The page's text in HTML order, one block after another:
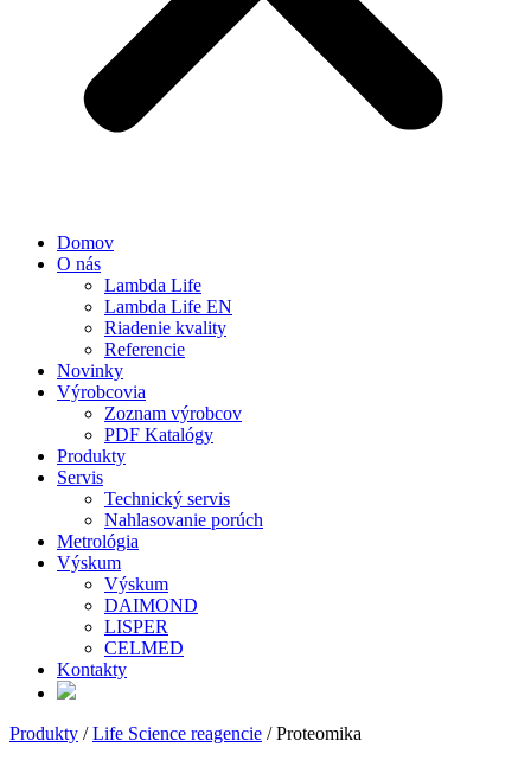
Domov
O nás
Lambda Life
Lambda Life EN
Riadenie kvality
Referencie
Novinky
Výrobcovia
Zoznam výrobcov
PDF Katalógy
Produkty
Servis
Technický servis
Nahlasovanie porúch
Metrológia
Výskum
Výskum
DAIMOND
LISPER
CELMED
Kontakty
Produkty /Life Science reagencie / Proteomika